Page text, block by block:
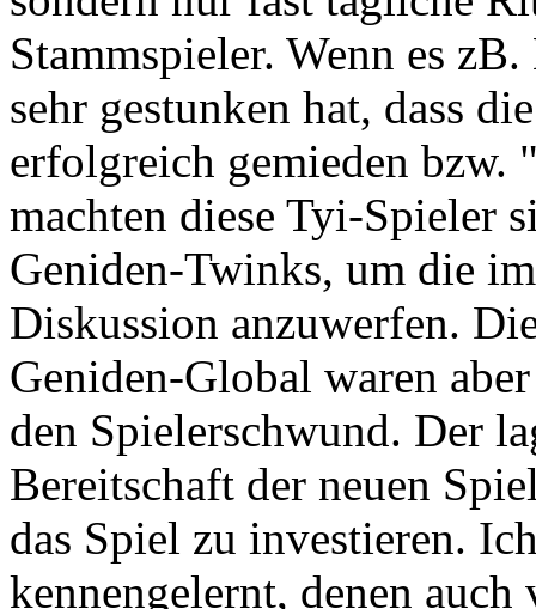
Stammspieler. Wenn es
sehr gestunken hat, dass
erfolgreich gemieden bzw.
machten diese Tyi-Spieler
Geniden-Twinks, um die
Diskussion anzuwerfen.
Geniden-Global waren
den Spielerschwund. Der
Bereitschaft der neuen
das Spiel zu investieren.
kennengelernt, denen